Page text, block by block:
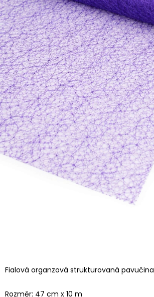
Fialová organzová strukturovaná pavučina
Rozměr: 47 cm x 10 m